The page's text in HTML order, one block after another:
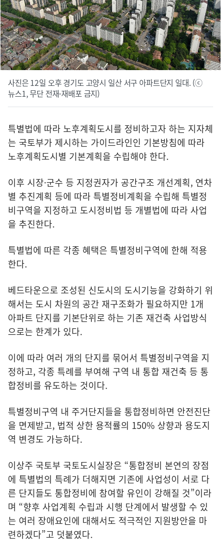
사진은 12일 오후 경기도 고양시 일산 서구 아파트단지 일대. (ⓒ
뉴스1, 무단 전재-재배포 금지)
특별법에 따라 노후계획도시를 정비하고자 하는 지자체
는 국토부가 제시하는 가이드라인인 기본방침에 따라
노후계획도시별 기본계획을 수립해야 한다.
이후 시장·군수 등 지정권자가 공간구조 개선계획, 연차
별 추진계획 등에 따라 특별정비계획을 수립해 특별정
비구역을 지정하고 도시정비법 등 개별법에 따라 사업
을 추진한다.
특별법에 따른 각종 혜택은 특별정비구역에 한해 적용
한다.
베드타운으로 조성된 신도시의 도시기능을 강화하기 위
해서는 도시 차원의 공간 재구조화가 필요하지만 1개
아파트 단지를 기본단위로 하는 기존 재건축 사업방식
으로는 한계가 있다.
이에 따라 여러 개의 단지를 묶어서 특별정비구역을 지
정하고, 각종 특례를 부여해 구역 내 통합 재건축 등 통
합정비를 유도하는 것이다.
특별정비구역 내 주거단지들을 통합정비하면 안전진단
을 면제받고, 법적 상한 용적률의 150% 상향과 용도지
역 변경도 가능하다.
이상주 국토부 국토도시실장은 “통합정비 본연의 장점
에 특별법의 특례가 더해지면 기존에 사업성이 서로 다
른 단지들도 통합정비에 참여할 유인이 강해질 것”이라
며 “향후 사업계획 수립과 시행 단계에서 발생할 수 있
는 여러 장애요인에 대해서도 적극적인 지원방안을 마
련하겠다”고 덧붙였다.